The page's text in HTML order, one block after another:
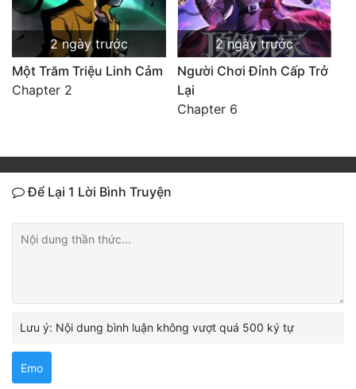
2 ngày trước
Một Trăm Triệu Linh Cảm
Chapter 2
2 ngày trước
Người Chơi Đỉnh Cấp Trở
Lại
Chapter 6
Để Lại 1 Lời Bình Truyện
Lưu ý: Nội dung bình luận không vượt quá 500 ký tự
Emo